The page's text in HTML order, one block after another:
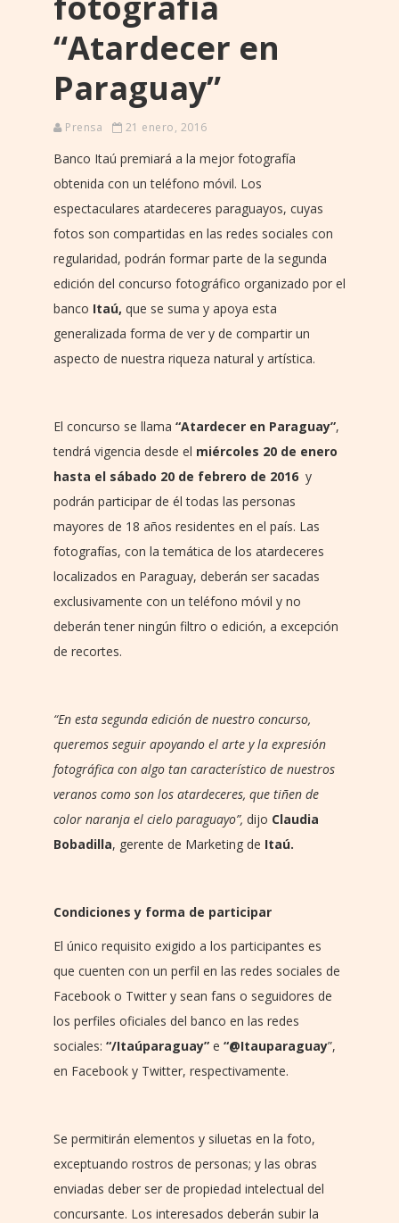
“Atardecer en
Paraguay”
Prensa 21 enero, 2016
Banco Itaú premiará a la mejor fotografía
obtenida con un teléfono móvil. Los
espectaculares atardeceres paraguayos, cuyas
fotos son compartidas en las redes sociales con
regularidad, podrán formar parte de la segunda
edición del concurso fotográfico organizado por el
banco Itaú, que se suma y apoya esta
generalizada forma de ver y de compartir un
aspecto de nuestra riqueza natural y artística.
El concurso se llama “Atardecer en Paraguay”,
tendrá vigencia desde el miércoles 20 de enero
hasta el sábado 20 de febrero de 2016 y
podrán participar de él todas las personas
mayores de 18 años residentes en el país. Las
fotografías, con la temática de los atardeceres
localizados en Paraguay, deberán ser sacadas
exclusivamente con un teléfono móvil y no
deberán tener ningún filtro o edición, a excepción
de recortes.
“En esta segunda edición de nuestro concurso,
queremos seguir apoyando el arte y la expresión
fotográfica con algo tan característico de nuestros
veranos como son los atardeceres, que tiñen de
color naranja el cielo paraguayo”, dijo Claudia
Bobadilla, gerente de Marketing de Itaú.
Condiciones y forma de participar
El único requisito exigido a los participantes es
que cuenten con un perfil en las redes sociales de
Facebook o Twitter y sean fans o seguidores de
los perfiles oficiales del banco en las redes
sociales: “/Itaúparaguay” e “@Itauparaguay”,
en Facebook y Twitter, respectivamente.
Se permitirán elementos y siluetas en la foto,
exceptuando rostros de personas; y las obras
enviadas deber ser de propiedad intelectual del
concursante. Los interesados deberán subir la